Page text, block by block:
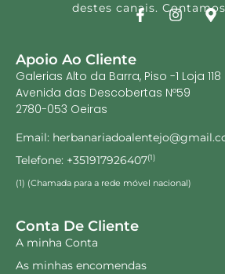
destes canais.
Apoio Ao Cliente
Galerias Alto da Barra, Piso -1 Loja 118
Avenida das Descobertas Nº59
2780-053 Oeiras
Email:
Telefone: +351917926407(1)
(1) (Chamada para a rede móvel nacional)
Conta De Cliente
A minha Conta
As minhas encomendas